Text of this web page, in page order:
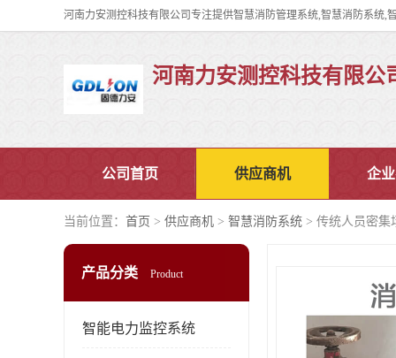
河南力安测控科技有限公
公司首页 供应商机 企
当前位置： 首页 > 供应商机 > 智慧消防系统 > 传统人员密集
产品分类 Product
智能电力监控系统